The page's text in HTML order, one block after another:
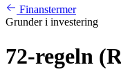
Finanstermer
Grunder i investering
72-regeln